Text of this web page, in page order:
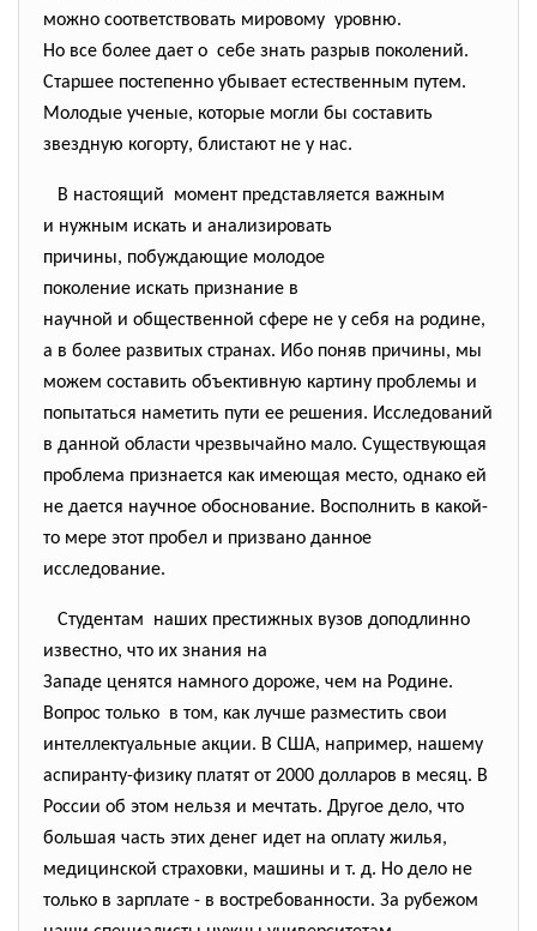
можно соответствовать мировому уровню.
Но все более дает о себе знать разрыв поколений.
Старшее постепенно убывает естественным путем.
Молодые ученые, которые могли бы составить
звездную когорту, блистают не у нас.
В настоящий момент представляется важным
и нужным искать и анализировать
причины, побуждающие молодое
поколение искать признание в
научной и общественной сфере не у себя на родине,
а в более развитых странах. Ибо поняв причины, мы
можем составить объективную картину проблемы и
попытаться наметить пути ее решения. Исследований
в данной области чрезвычайно мало. Существующая
проблема признается как имеющая место, однако ей
не дается научное обоснование. Восполнить в какой-
то мере этот пробел и призвано данное
исследование.
Студентам наших престижных вузов доподлинно
известно, что их знания на
Западе ценятся намного дороже, чем на Родине.
Вопрос только в том, как лучше разместить свои
интеллектуальные акции. В США, например, нашему
аспиранту-физику платят от 2000 долларов в месяц. В
России об этом нельзя и мечтать. Другое дело, что
большая часть этих денег идет на оплату жилья,
медицинской страховки, машины и т. д. Но дело не
только в зарплате - в востребованности. За рубежом